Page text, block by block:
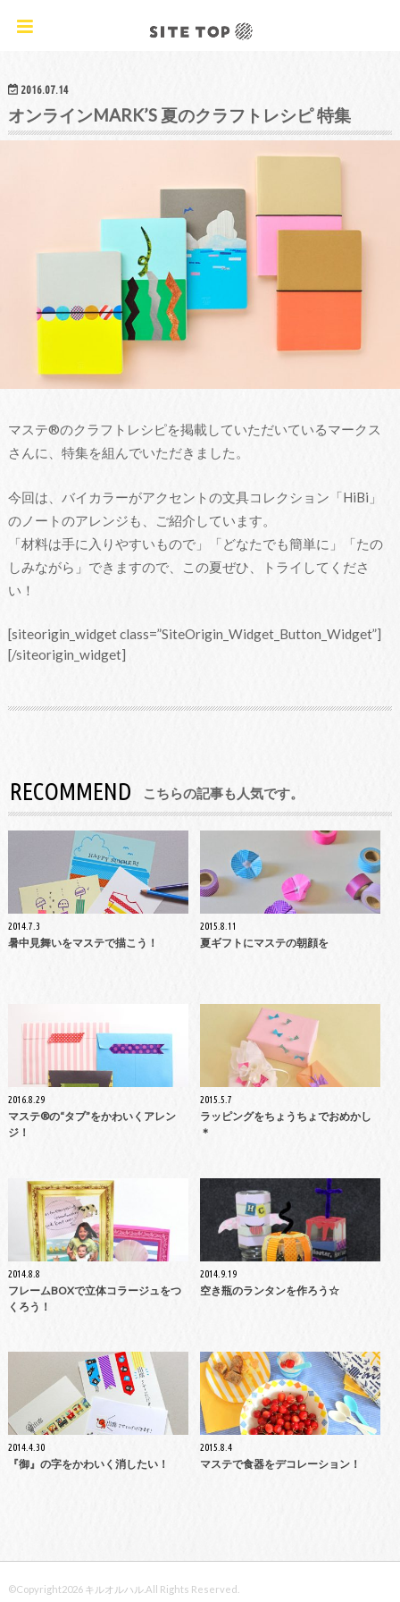
2016.07.14
オンラインMARK’S 夏のクラフトレシピ 特集
マステ®のクラフトレシピを掲載していただいているマークス
さんに、特集を組んでいただきました。
今回は、バイカラーがアクセントの文具コレクション「HiBi」
のノートのアレンジも、ご紹介しています。
「材料は手に入りやすいもので」「どなたでも簡単に」「たの
しみながら」できますので、この夏ぜひ、トライしてくださ
い！
[siteorigin_widget class=”SiteOrigin_Widget_Button_Widget”]
[/siteorigin_widget]
RECOMMEND こちらの記事も人気です。
2014.7.3
暑中見舞いをマステで描こう！
2015.8.11
夏ギフトにマステの朝顔を
2016.8.29
マステ®の“タブ”をかわいくアレン
ジ！
2015.5.7
ラッピングをちょうちょでおめかし
＊
2014.8.8
フレームBOXで立体コラージュをつ
くろう！
2014.9.19
空き瓶のランタンを作ろう☆
2014.4.30
『御』の字をかわいく消したい！
2015.8.4
マステで食器をデコレーション！
©Copyright2026 キルオルハル.All Rights Reserved.